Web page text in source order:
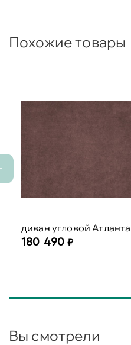
Похожие товары
диван угловой Атланта
180 490
Вы смотрели